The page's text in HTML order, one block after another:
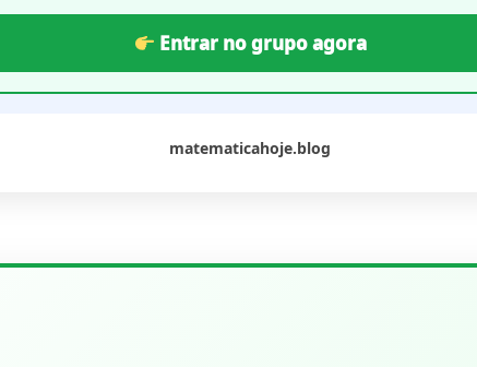
Entrar no grupo agora
matematicahoje.blog